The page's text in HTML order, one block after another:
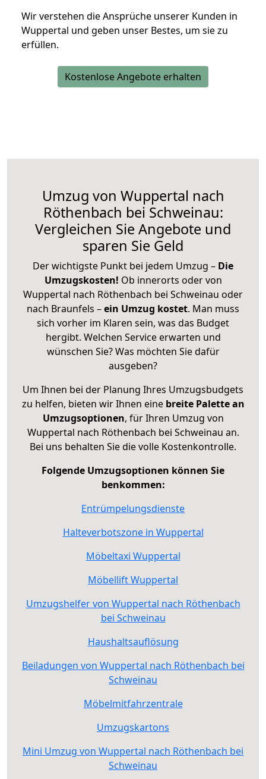
Wir verstehen die Ansprüche unserer Kunden in
Wuppertal und geben unser Bestes, um sie zu
erfüllen.
Kostenlose Angebote erhalten
Umzug von Wuppertal nach
Röthenbach bei Schweinau:
Vergleichen Sie Angebote und
sparen Sie Geld
Der wichtigste Punkt bei jedem Umzug – Die
Umzugskosten! Ob innerorts oder von
Wuppertal nach Röthenbach bei Schweinau oder
nach Braunfels –ein Umzug kostet. Man muss
sich vorher im Klaren sein, was das Budget
hergibt. Welchen Service erwarten und
wünschen Sie? Was möchten Sie dafür
ausgeben?
Um Ihnen bei der Planung Ihres Umzugsbudgets
zu helfen, bieten wir Ihnen eine breite Palette an
Umzugsoptionen, für Ihren Umzug von
Wuppertal nach Röthenbach bei Schweinau an.
Bei uns behalten Sie die volle Kostenkontrolle.
Folgende Umzugsoptionen können Sie
benkommen:
Entrümpelungsdienste
Halteverbotszone in Wuppertal
Möbeltaxi Wuppertal
Möbellift Wuppertal
Umzugshelfer von Wuppertal nach Röthenbach
bei Schweinau
Haushaltsauflösung
Beiladungen von Wuppertal nach Röthenbach bei
Schweinau
Möbelmitfahrzentrale
Umzugskartons
Mini Umzug von Wuppertal nach Röthenbach bei
Schweinau